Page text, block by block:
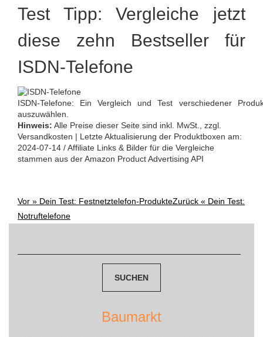
Test Tipp: Vergleiche jetzt
diese zehn Bestseller für
ISDN-Telefone
ISDN-Telefone: Ein Vergleich und Test verschiedener
auszuwählen.
Hinweis: Alle Preise dieser Seite sind inkl. MwSt., zzgl.
Versandkosten | Letzte Aktualisierung der Produktboxen am:
2024-07-14 / Affiliate Links & Bilder für die Vergleiche
stammen aus der Amazon Product Advertising API
Post
Vor » Dein Test: Festnetztelefon-ProdukteZurück « Dein Test:
Notruftelefone
Baumarkt